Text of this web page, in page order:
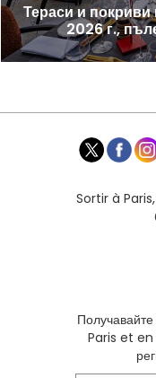
Тераси и
2026 г.,
Sortir à Paris,
Paris et en